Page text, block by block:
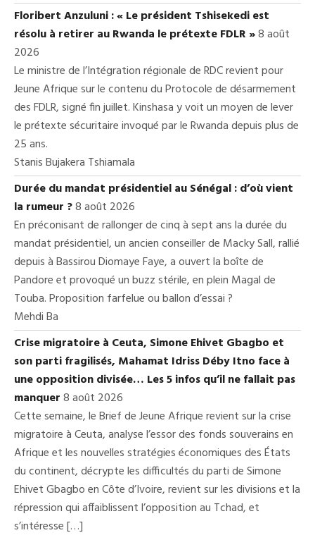
Floribert Anzuluni : « Le président Tshisekedi est
résolu à retirer au Rwanda le prétexte FDLR »8 août
2026
Le ministre de l’Intégration régionale de RDC revient pour
Jeune Afrique sur le contenu du Protocole de désarmement
des FDLR, signé fin juillet. Kinshasa y voit un moyen de lever
le prétexte sécuritaire invoqué par le Rwanda depuis plus de
25 ans.
Stanis Bujakera Tshiamala
Durée du mandat présidentiel au Sénégal : d’où vient
la rumeur ?8 août 2026
En préconisant de rallonger de cinq à sept ans la durée du
mandat présidentiel, un ancien conseiller de Macky Sall, rallié
depuis à Bassirou Diomaye Faye, a ouvert la boîte de
Pandore et provoqué un buzz stérile, en plein Magal de
Touba. Proposition farfelue ou ballon d’essai ?
Mehdi Ba
Crise migratoire à Ceuta, Simone Ehivet Gbagbo et
son parti fragilisés, Mahamat Idriss Déby Itno face à
une opposition divisée… Les 5 infos qu’il ne fallait pas
manquer8 août 2026
Cette semaine, le Brief de Jeune Afrique revient sur la crise
migratoire à Ceuta, analyse l’essor des fonds souverains en
Afrique et les nouvelles stratégies économiques des États
du continent, décrypte les difficultés du parti de Simone
Ehivet Gbagbo en Côte d’Ivoire, revient sur les divisions et la
répression qui affaiblissent l’opposition au Tchad, et
s’intéresse […]